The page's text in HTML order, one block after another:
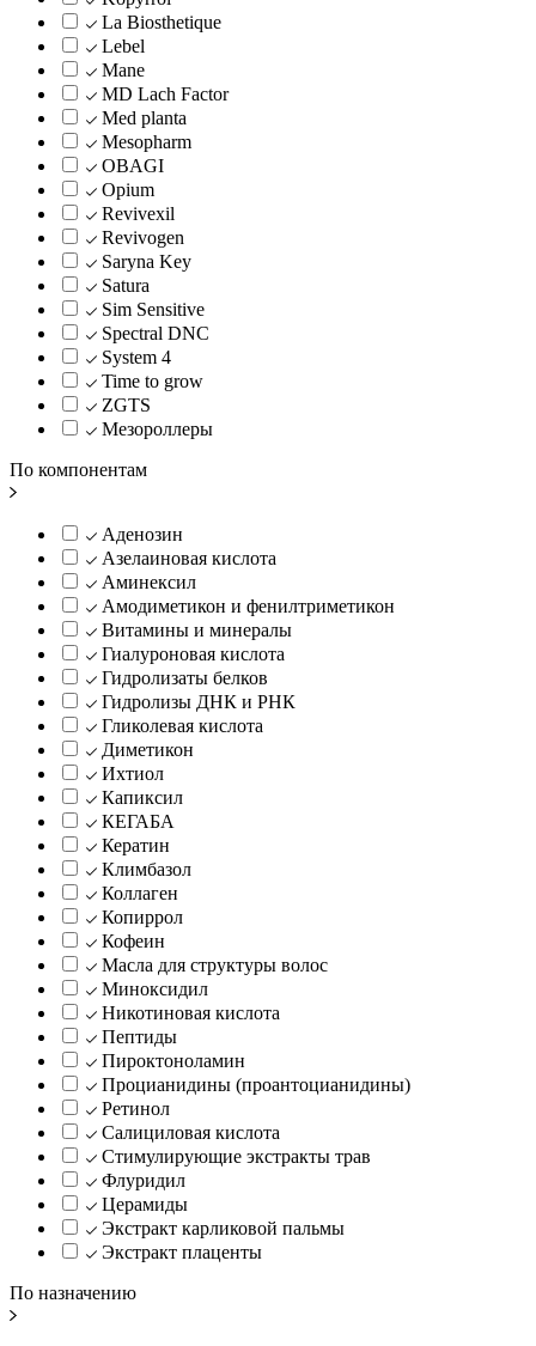
La Biosthetique
Lebel
Mane
MD Lach Factor
Med planta
Mesopharm
OBAGI
Opium
Revivexil
Revivogen
Saryna Key
Satura
Sim Sensitive
Spectral DNC
System 4
Time to grow
ZGTS
Мезороллеры
По компонентам
Аденозин
Азелаиновая кислота
Аминексил
Амодиметикон и фенилтриметикон
Витамины и минералы
Гиалуроновая кислота
Гидролизаты белков
Гидролизы ДНК и РНК
Гликолевая кислота
Диметикон
Ихтиол
Капиксил
КЕГАБА
Кератин
Климбазол
Коллаген
Копиррол
Кофеин
Масла для структуры волос
Миноксидил
Никотиновая кислота
Пептиды
Пироктоноламин
Процианидины (проантоцианидины)
Ретинол
Салициловая кислота
Стимулирующие экстракты трав
Флуридил
Церамиды
Экстракт карликовой пальмы
Экстракт плаценты
По назначению